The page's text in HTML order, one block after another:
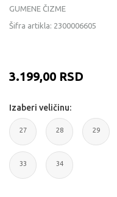
GUMENE ČIZME
Šifra artikla: 2300006605
3.199,00 RSD
Izaberi veličinu:
27
27
28
28
29
33
34